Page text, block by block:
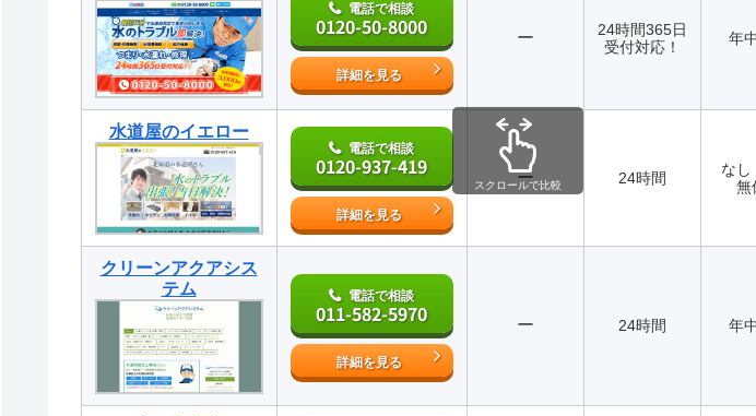
電話で相談
0120-50-8000
詳細を見る
ー
24時間365日
受付対応！
年
水道屋のイエロー
電話で相談
0120-937-419
詳細を見る
ー 24時間
なし
無
クリーンアクアシス
テム
電話で相談
011-582-5970
詳細を見る
ー 24時間 年
スクロールで比較